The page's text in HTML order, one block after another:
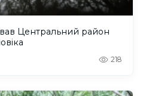
Центральний район
218